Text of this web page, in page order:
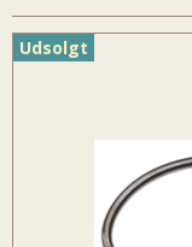
Udsolgt